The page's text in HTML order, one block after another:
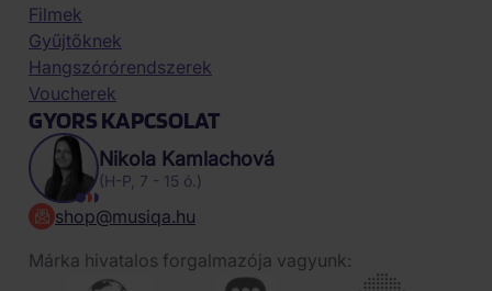
Filmek
Gyűjtőknek
Hangszórórendszerek
Voucherek
GYORS KAPCSOLAT
Nikola Kamlachová
(H-P, 7 - 15 ó.)
shop@musiqa.hu
Márka hivatalos forgalmazója vagyunk: